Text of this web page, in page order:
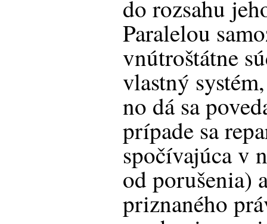
do rozsahu
Paralelou
vnútroštátne
vlastný
no dá sa
prípade sa
spočívajúca v
od porušenia)
priznaného